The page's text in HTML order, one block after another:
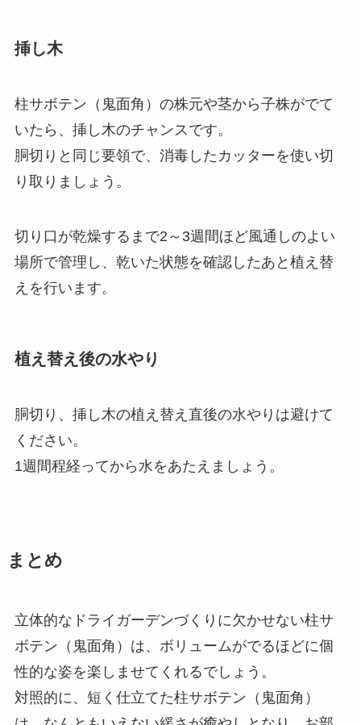
挿し木
柱サボテン（鬼面角）の株元や茎から子株がでて
いたら、挿し木のチャンスです。
胴切りと同じ要領で、消毒したカッターを使い切
り取りましょう。
切り口が乾燥するまで2～3週間ほど風通しのよい
場所で管理し、乾いた状態を確認したあと植え替
えを行います。
植え替え後の水やり
胴切り、挿し木の植え替え直後の水やりは避けて
ください。
1週間程経ってから水をあたえましょう。
まとめ
立体的なドライガーデンづくりに欠かせない柱サ
ボテン（鬼面角）は、ボリュームがでるほどに個
性的な姿を楽しませてくれるでしょう。
対照的に、短く仕立てた柱サボテン（鬼面角）